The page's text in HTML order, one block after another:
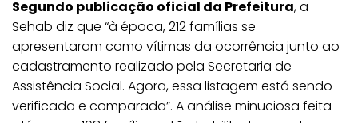
Segundo publicação oficial da Prefeitura, a
Sehab diz que “à época, 212 famílias se
apresentaram como vítimas da ocorrência junto ao
cadastramento realizado pela Secretaria de
Assistência Social. Agora, essa listagem está sendo
verificada e comparada”. A análise minuciosa feita